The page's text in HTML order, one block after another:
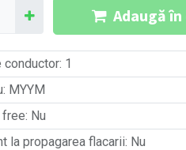
Adaugă în
conductor: 1
: MYYM
free: Nu
la propagarea flacarii: Nu